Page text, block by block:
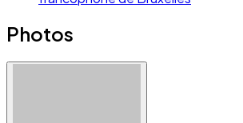
Photos